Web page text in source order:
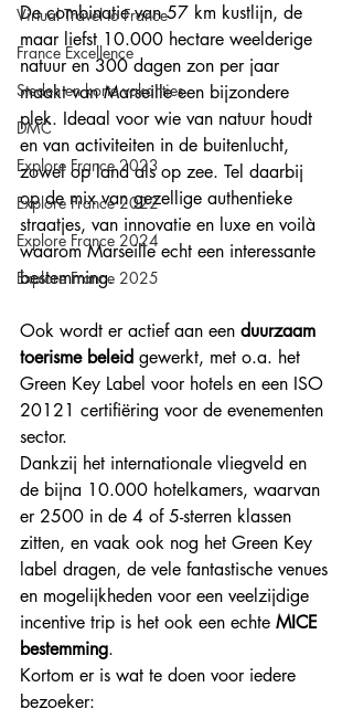
Virtual Travel to France
France Excellence
Steden en korte vakanties
DMC
Explore France 2023
Explore France 2022
Explore France 2024
Explore France 2025
De combinatie van 57 km kustlijn, de
maar liefst 10.000 hectare weelderige
natuur en 300 dagen zon per jaar
maakt van Marseille een bijzondere
plek. Ideaal voor wie van natuur houdt
en van activiteiten in de buitenlucht,
zowel op land als op zee. Tel daarbij
op de mix van gezellige authentieke
straatjes, van innovatie en luxe en voilà
waarom Marseille echt een interessante
bestemming.
Ook wordt er actief aan een duurzaam
toerisme beleid gewerkt, met o.a. het
Green Key Label voor hotels en een ISO
20121 certifiëring voor de evenementen
sector.
Dankzij het internationale vliegveld en
de bijna 10.000 hotelkamers, waarvan
er 2500 in de 4 of 5-sterren klassen
zitten, en vaak ook nog het Green Key
label dragen, de vele fantastische venues
en mogelijkheden voor een veelzijdige
incentive trip is het ook een echte MICE
bestemming.
Kortom er is wat te doen voor iedere
bezoeker: